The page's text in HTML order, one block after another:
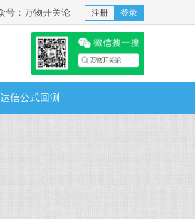
号：万物开关论 注册 登录
信公式回测